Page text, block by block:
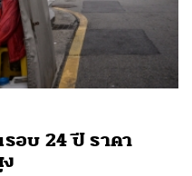
รอบ 24 ปี ราคา